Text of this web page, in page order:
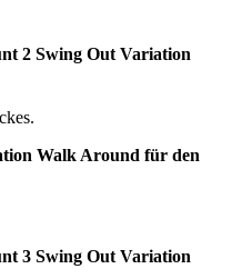
2 Swing Out Variation
Walk Around für den
3 Swing Out Variation